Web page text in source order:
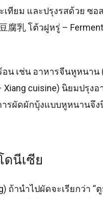
ทียม และปรุงรสด้วย ซอ
腐乳 โต้วฝูหรู่ –
น เช่น อาหารจีนหูหนาน
Xiang cuisine) นิยมปรุง
รผัดผักบุ้งแบบหูหนานจึง
ดนีเซีย
ถ้านำไปผัดจะเรียกว่า “